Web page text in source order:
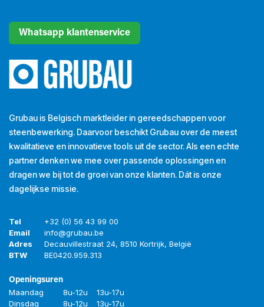
Whatsapp klantenservice
Grubau is Belgisch marktleider in gereedschappen voor
steenbewerking. Daarvoor beschikt Grubau over de meest
kwalitatieve en innovatieve tools uit de sector. Als een echte
partner denken we mee over passende oplossingen en
dragen we bij tot de groei van onze klanten. Dát is onze
dagelijkse missie.
Tel
+32 (0) 56 43 99 00
Email
info@grubau.be
Adres
Decauvillestraat 24, 8510 Kortrijk, België
BTW
BE0420.959.313
Openingsuren
Maandag 8u-12u
13u-17u
Dinsdag
8u-12u 13u-17u